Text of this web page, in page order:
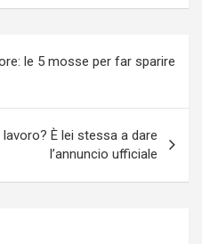
le 5 mosse per far sparire
È lei stessa a dare
l’annuncio ufficiale